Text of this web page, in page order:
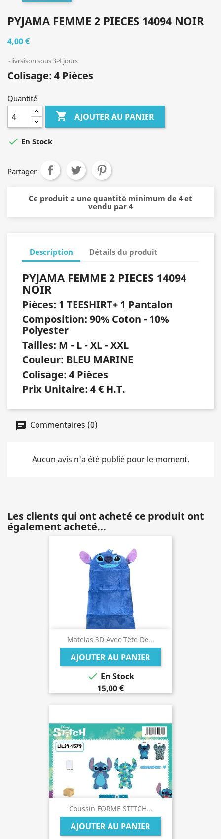
PYJAMA FEMME 2 PIECES 14094 NOIR
4,00 €
livraison sous 3-4 jours
Colisage: 4 Pièces
Quantité
 AJOUTER AU PANIER
 En Stock
Partager
Ce produit a une quantité minimum de 4 et
vendu par 4
Description Détails du produit
PYJAMA FEMME 2 PIECES 14094
NOIR
Pièces: 1 TEESHIRT+ 1 Pantalon
Composition: 90% Coton - 10%
Polyester
Tailles: M - L - XL - XXL
Couleur: BLEU MARINE
Colisage: 4 Pièces
Prix Unitaire: 4 € H.T.
Commentaires (0)
Aucun avis n'a été publié pour le moment.
Les clients qui ont acheté ce produit ont
également acheté...
Matelas 3D Avec Tête De...
AJOUTER AU PANIER
 En Stock
15,00 €
Coussin FORME STITCH...
AJOUTER AU PANIER